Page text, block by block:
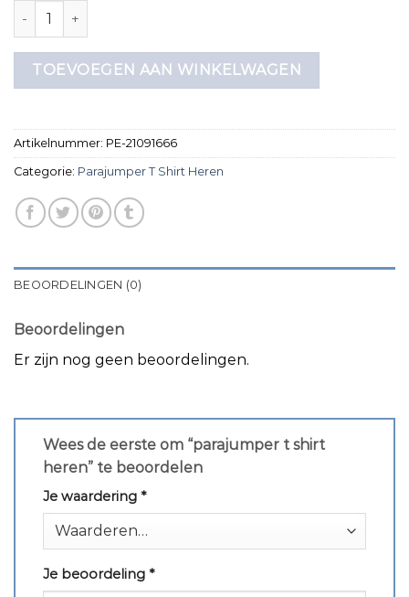
parajumper t shirt heren aantal
TOEVOEGEN AAN WINKELWAGEN
Artikelnummer: PE-21091666
Categorie: Parajumper T Shirt Heren
BEOORDELINGEN (0)
Beoordelingen
Er zijn nog geen beoordelingen.
Wees de eerste om “parajumper t shirt
heren” te beoordelen
Je waardering *
Je beoordeling *